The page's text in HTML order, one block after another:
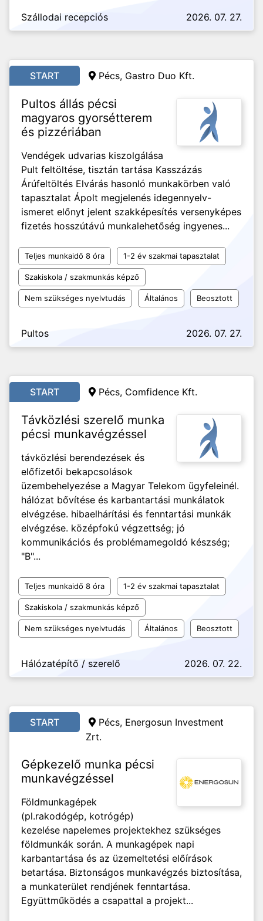
Szállodai recepciós
2026. 07. 27.
START Pécs, Gastro Duo Kft.
Pultos állás pécsi
magyaros gyorsétterem
és pizzériában
Vendégek udvarias kiszolgálása
Pult feltöltése, tisztán tartása Kasszázás
Árúfeltöltés Elvárás hasonló munkakörben való
tapasztalat Ápolt megjelenés idegennyelv-
ismeret előnyt jelent szakképesítés versenyképes
fizetés hosszútávú munkalehetőség ingyenes...
Teljes munkaidő 8 óra 1-2 év szakmai tapasztalat
Szakiskola / szakmunkás képző
Nem szükséges nyelvtudás Általános Beosztott
Pultos 2026. 07. 27.
START Pécs, Comfidence Kft.
Távközlési szerelő munka
pécsi munkavégzéssel
távközlési berendezések és
előfizetői bekapcsolások
üzembehelyezése a Magyar Telekom ügyfeleinél.
hálózat bővítése és karbantartási munkálatok
elvégzése. hibaelhárítási és fenntartási munkák
elvégzése. középfokú végzettség; jó
kommunikációs és problémamegoldó készség;
"B"...
Teljes munkaidő 8 óra 1-2 év szakmai tapasztalat
Szakiskola / szakmunkás képző
Nem szükséges nyelvtudás Általános Beosztott
Hálózatépítő / szerelő 2026. 07. 22.
START
Pécs, Energosun Investment
Zrt.
Gépkezelő munka pécsi
munkavégzéssel
Földmunkagépek
(pl.rakodógép, kotrógép)
kezelése napelemes projektekhez szükséges
földmunkák során. A munkagépek napi
karbantartása és az üzemeltetési előírások
betartása. Biztonságos munkavégzés biztosítása,
a munkaterület rendjének fenntartása.
Együttműködés a csapattal a projekt...